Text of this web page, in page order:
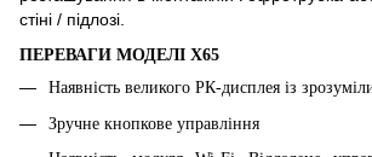
стіні / підлозі.
ПЕРЕВАГИ МОДЕЛІ X65
Наявність великого РК-дисплея із
Зручне кнопкове управління